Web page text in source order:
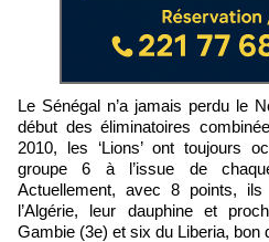
Le Sénégal n’a jamais perdu le Nord et ça marche. Depuis le
début des éliminatoires
2010, les ‘Lions’ ont toujours
groupe 6 à l’issue de
Actuellement, avec 8 points,
l’Algérie, leur dauphine et
Gambie (3e) et six du Liberia, bon